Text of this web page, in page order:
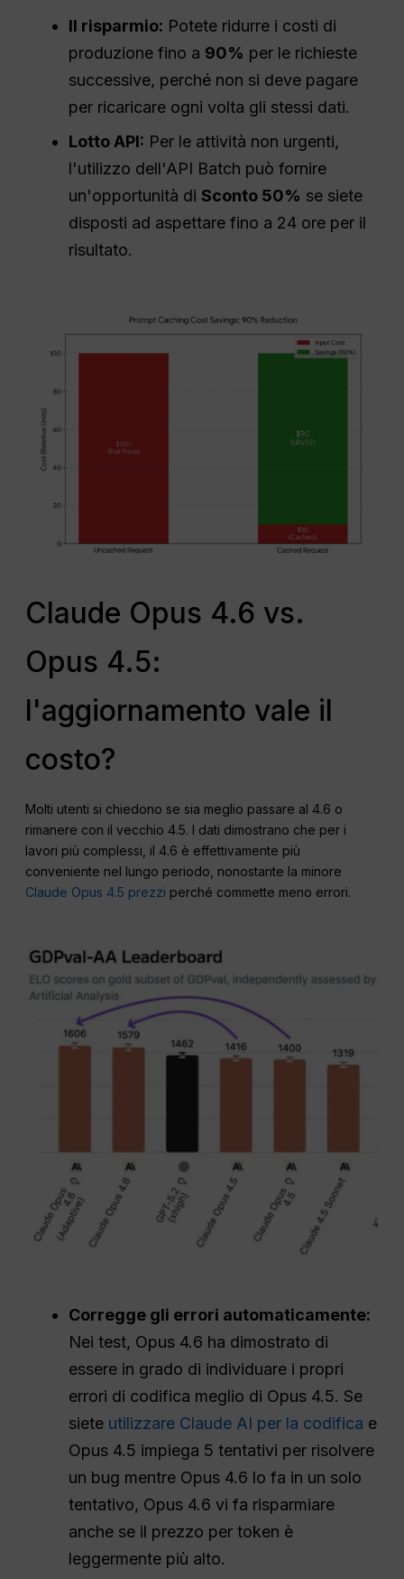
Il risparmio: Potete ridurre i costi di
produzione fino a 90% per le richieste
successive, perché non si deve pagare
per ricaricare ogni volta gli stessi dati.
Lotto API: Per le attività non urgenti,
l'utilizzo dell'API Batch può fornire
un'opportunità diSconto 50% se siete
disposti ad aspettare fino a 24 ore per il
risultato.
Claude Opus 4.6 vs.
Opus 4.5:
l'aggiornamento vale il
costo?
Molti utenti si chiedono se sia meglio passare al 4.6 o
rimanere con il vecchio 4.5. I dati dimostrano che per i
lavori più complessi, il 4.6 è effettivamente più
conveniente nel lungo periodo, nonostante la minore
Claude Opus 4.5 prezzi perché commette meno errori.
Corregge gli errori automaticamente:
Nei test, Opus 4.6 ha dimostrato di
essere in grado di individuare i propri
errori di codifica meglio di Opus 4.5. Se
siete utilizzare Claude AI per la codifica e
Opus 4.5 impiega 5 tentativi per risolvere
un bug mentre Opus 4.6 lo fa in un solo
tentativo, Opus 4.6 vi fa risparmiare
anche se il prezzo per token è
leggermente più alto.